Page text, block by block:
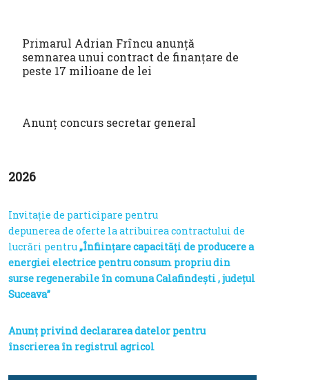
Primarul Adrian Frîncu anunță
semnarea unui contract de finanțare de
peste 17 milioane de lei
Anunț concurs secretar general
2026
Invitație de participare pentru
depunerea de oferte la atribuirea contractului de
lucrări pentru„Înființare capacități de producere a
energiei electrice pentru consum propriu din
surse regenerabile în comuna Calafindești , județul
Suceava”
Anunț privind declararea datelor pentru
înscrierea în registrul agricol